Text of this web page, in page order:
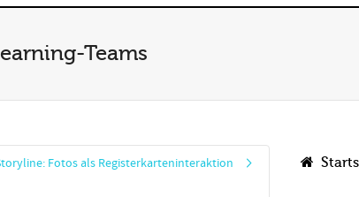
Teams
Fotos als Registerkarteninteraktion